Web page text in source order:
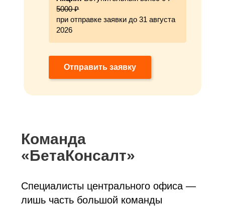
5000 ₽
при отправке заявки до 31 августа
2026
Отправить заявку
Команда
«БетаКонсалт»
Специалисты центрального офиса —
лишь часть большой команды